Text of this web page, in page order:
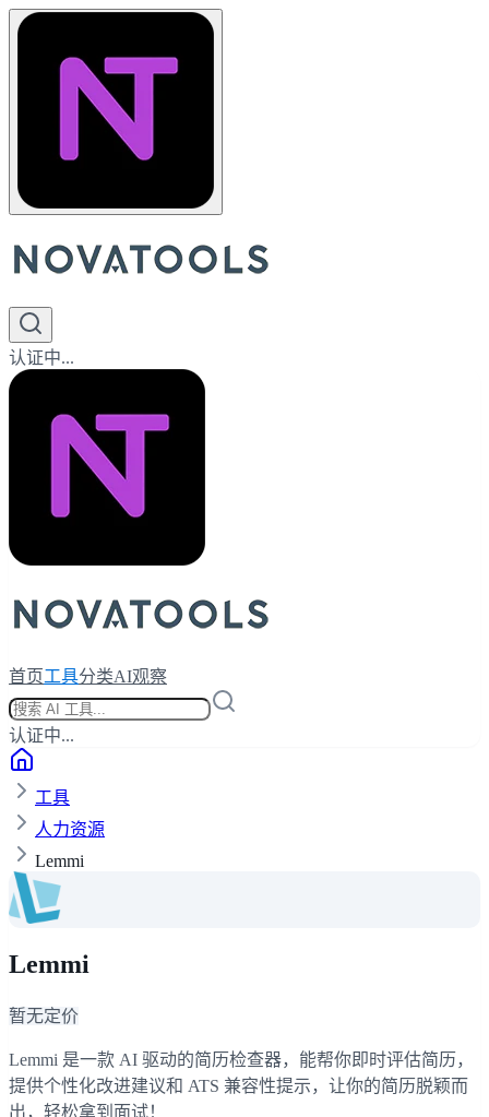
认证中...
首页工具分类AI观察
认证中...
工具
人力资源
Lemmi
Lemmi
暂无定价
Lemmi 是一款 AI 驱动的简历检查器，能帮你即时评估简历，
提供个性化改进建议和 ATS 兼容性提示，让你的简历脱颖而
出，轻松拿到面试！